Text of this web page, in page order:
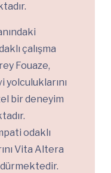
çalışma
Fouaze,
yolculuklarını
bir deneyim
odaklı
Vita Altera